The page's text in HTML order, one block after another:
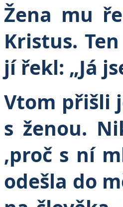
Žena mu
Kristus.
jí řekl: „Já
Vtom přišli
s ženou.
‚proč s ní
odešla do